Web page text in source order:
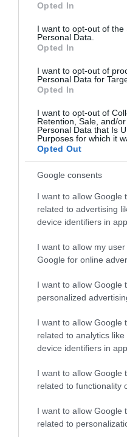
use your data for below
consent section.
Opted In
I want to opt-out of the
Personal Data.
Opted In
I want to opt-out of
Personal Data for
Opted In
I want to opt-out of
Retention, Sale, and/
Personal Data that Is
Purposes for which it
Opted Out
Google consents
I want to allow Google
related to advertising
device identifiers in
I want to allow my
Google for online
I want to allow Google
personalized
I want to allow Google
related to analytics
device identifiers in
I want to allow Google
related to functionality
I want to allow Google
related to
krumpira, dva jaja, jedna
prstohvat mljevene crvene
Za početak uklonite koru s
U velikoj zdjeli uronite
izmiješajte sastojke i smjesu
naknadno rezanje na
oprati i očistiti. Nakon toga
što papriku narežete na male
temperaturu. Kad ulje
dodajte luk narezan na
minute. Nasjeckanu crvenu
Ostavite da lagano krčka 5
Da biste napravili smjesu od
krumpira i izvucite višak
U zdjeli pomiješajte krumpir s
paprom i muškatnim
dobro izmiješani kako bi se